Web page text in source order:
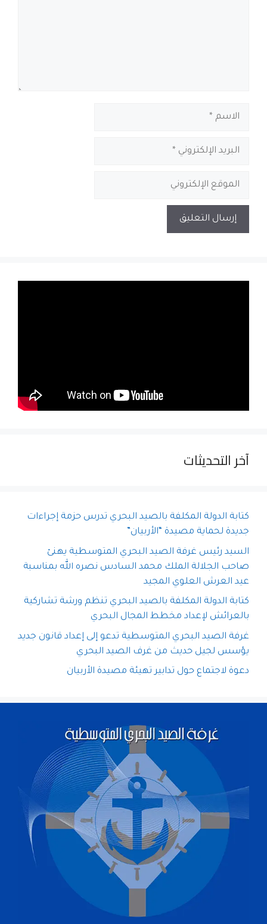
آخر التحديثات
كتابة الدولة المكلفة بالصيد البحري تدرس حزمة إجراءات
جديدة لحماية مصيدة “الأربيان”
السيد رئيس غرفة الصيد البحري المتوسطية يهنئ
صاحب الجلالة الملك محمد السادس نصره الله بمناسبة
عيد العرش العلوي المجيد
كتابة الدولة المكلفة بالصيد البحري تنظم ورشة تشاركية
بالعرائش لإعداد مخطط المجال البحري
غرفة الصيد البحري المتوسطية تدعو إلى إعداد قانون جديد
يؤسس لجيل حديث من غرف الصيد البحري
دعوة لاجتماع حول تدابير تهيئة مصيدة الأربيان